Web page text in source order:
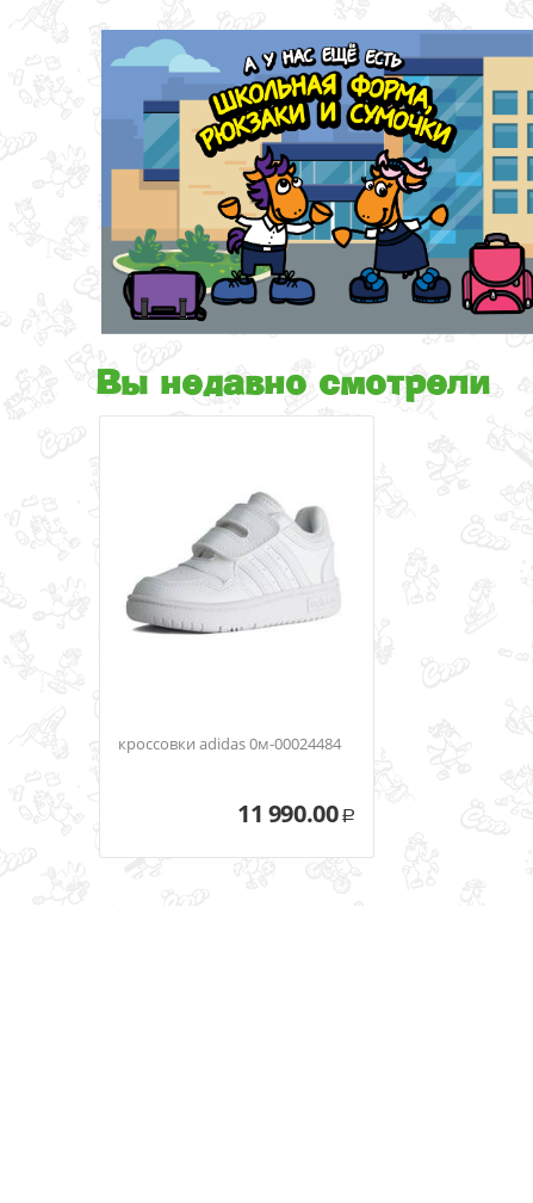
Вы недавно смотрели
кроссовки adidas 0м-00024484
11 990.00 Р